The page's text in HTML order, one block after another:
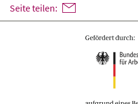
Seite teilen: